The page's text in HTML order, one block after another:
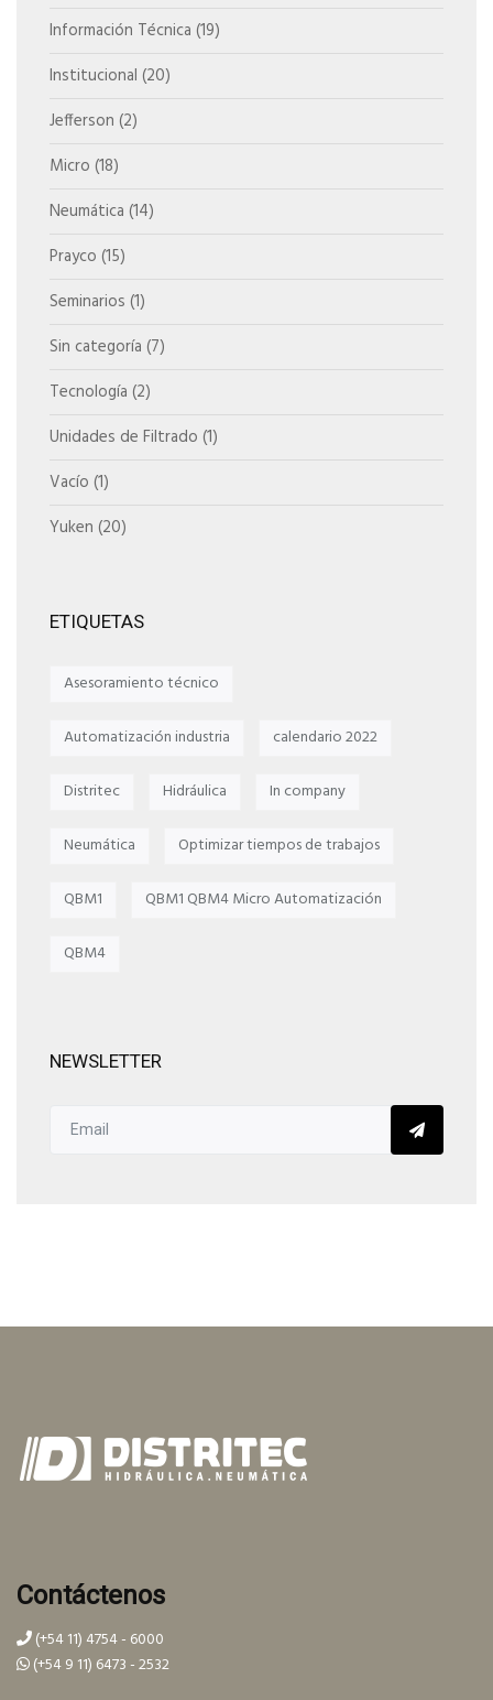
Información Técnica (19)
Institucional (20)
Jefferson (2)
Micro (18)
Neumática (14)
Prayco (15)
Seminarios (1)
Sin categoría (7)
Tecnología (2)
Unidades de Filtrado (1)
Vacío (1)
Yuken (20)
ETIQUETAS
Asesoramiento técnico
Automatización industria calendario 2022
Distritec Hidráulica In company
Neumática Optimizar tiempos de trabajos
QBM1 QBM1 QBM4 Micro Automatización
QBM4
NEWSLETTER
Contáctenos
(+54 11) 4754 - 6000
(+54 9 11) 6473 - 2532